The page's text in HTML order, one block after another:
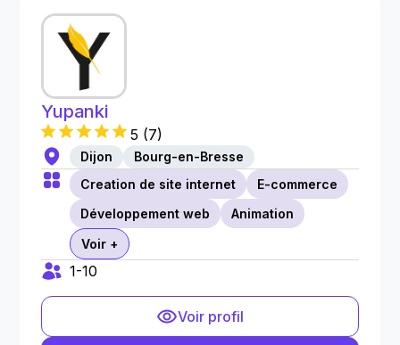
Yupanki
5 (7)
Dijon
Bourg-en-Bresse
Creation de site internet
E-commerce
Développement web
Animation
Voir +
1-10
Voir profil